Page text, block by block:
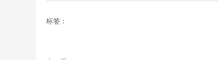
标签：